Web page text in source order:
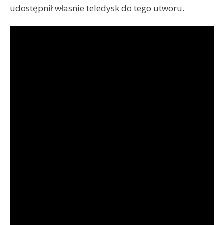
udostępnił własnie teledysk do tego utworu.